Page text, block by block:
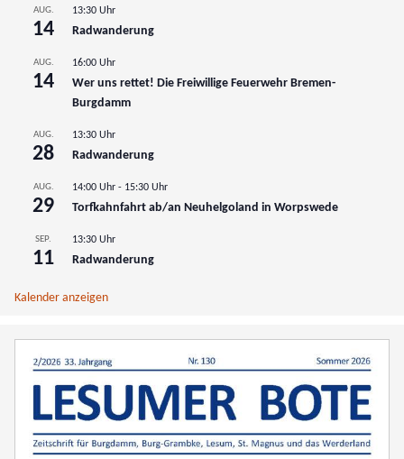
AUG.
14
13:30 Uhr
Radwanderung
AUG.
14
16:00 Uhr
Wer uns rettet! Die Freiwillige Feuerwehr Bremen-
Burgdamm
AUG.
28
13:30 Uhr
Radwanderung
AUG.
29
14:00 Uhr - 15:30 Uhr
Torfkahnfahrt ab/an Neuhelgoland in Worpswede
SEP.
11
13:30 Uhr
Radwanderung
Kalender anzeigen